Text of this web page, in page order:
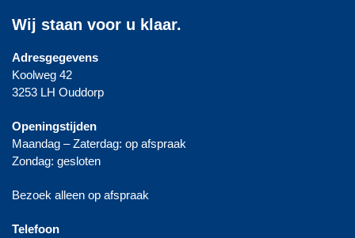
Wij staan voor u klaar.
Adresgegevens
Koolweg 42
3253 LH Ouddorp
Openingstijden
Maandag – Zaterdag: op afspraak
Zondag: gesloten
Bezoek alleen op afspraak
Telefoon